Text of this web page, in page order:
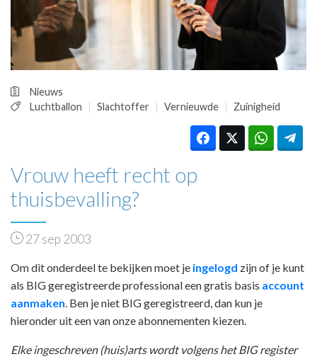
PRAKTIJKZAKEN
TARIEVEN
VPHUISARTSEN
INLOGGEN
Nieuws
Luchtballon
Slachtoffer Vernieuwde Zuinigheid
Vrouw heeft recht op
thuisbevalling?
27 sep 2003
Om dit onderdeel te bekijken moet je ingelogd zijn of je kunt
als BIG geregistreerde professional een gratis basis account
aanmaken . Ben je niet BIG geregistreerd, dan kun je
hieronder uit een van onze abonnementen kiezen.
Elke ingeschreven (huis)arts wordt volgens het BIG register